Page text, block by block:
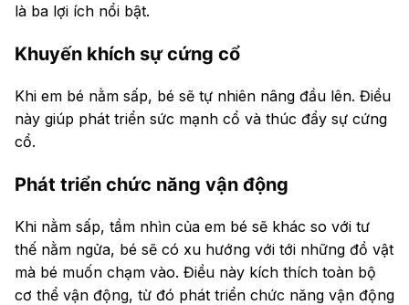
là ba lợi ích nổi bật.
Khuyến khích sự cứng cổ
Khi em bé nằm sấp, bé sẽ tự nhiên nâng đầu lên. Điều
này giúp phát triển sức mạnh cổ và thúc đẩy sự cứng
cổ.
Phát triển chức năng vận động
Khi nằm sấp, tầm nhìn của em bé sẽ khác so với tư
thế nằm ngửa, bé sẽ có xu hướng với tới những đồ vật
mà bé muốn chạm vào. Điều này kích thích toàn bộ
cơ thể vận động, từ đó phát triển chức năng vận động